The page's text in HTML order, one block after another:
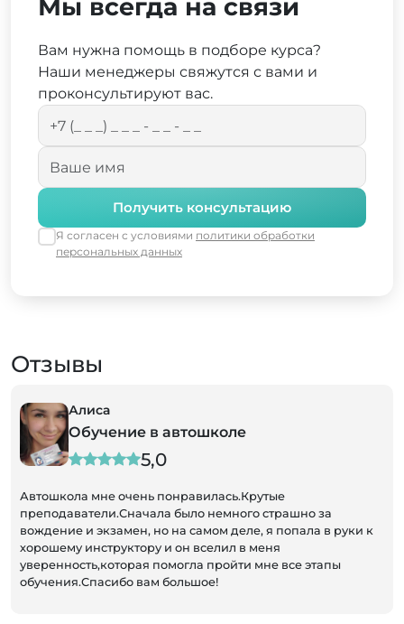
Мы всегда на связи
Вам нужна помощь в подборе курса?
Наши менеджеры свяжутся с вами и
проконсультируют вас.
Получить консультацию
Я согласен с условиями политики обработки
персональных данных
Отзывы
Алиса
Обучение в автошколе
5,0
Автошкола мне очень понравилась.Крутые
преподаватели.Сначала было немного страшно за
вождение и экзамен, но на самом деле, я попала в руки к
хорошему инструктору и он вселил в меня
уверенность,которая помогла пройти мне все этапы
обучения.Спасибо вам большое!